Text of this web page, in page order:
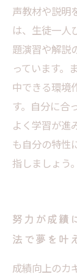
声教材や説明
は、生徒一人
題演習や解説
っています。
中できる環境
す。自分に合
よく学習が進
も自分の特性
指しましょう。
努力が成績
法で夢を叶
成績向上のカ